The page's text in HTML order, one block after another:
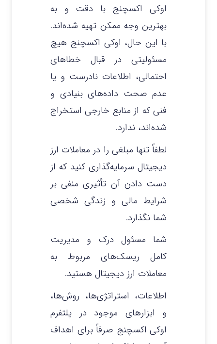
اوکی اکسچنج با دقت و به
بهترین وجه ممکن تهیه شده‌اند.
با این حال، اوکی اکسچنج هیچ
مسئولیتی در قبال خطاهای
احتمالی، اطلاعات نادرست و یا
عدم صحت داده‌های بنیادی و
فنی که از منابع خارجی استخراج
شده‌اند، ندارد.
لطفاً تنها مبلغی را در معاملات ارز
دیجیتال سرمایه‌گذاری کنید که از
دست دادن آن تأثیری منفی بر
شرایط مالی و زندگی شخصی
شما نگذارد.
شما مسئول درک و مدیریت
کامل ریسک‌های مربوط به
معاملات ارز دیجیتال هستید.
اطلاعات، استراتژی‌ها، روش‌ها،
و ابزارهای موجود در پلتفرم
اوکی اکسچنج صرفاً برای اهداف